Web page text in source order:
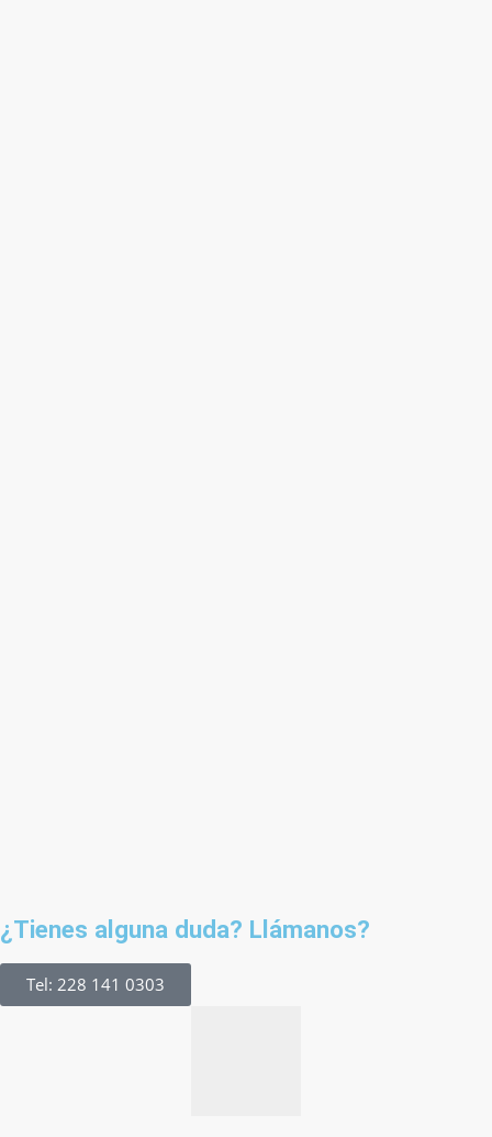
¿Tienes alguna duda? Llámanos?
Tel: 228 141 0303